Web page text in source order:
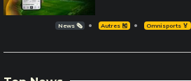
News 🗞️ Autres 🎽 Omnisports 🏅